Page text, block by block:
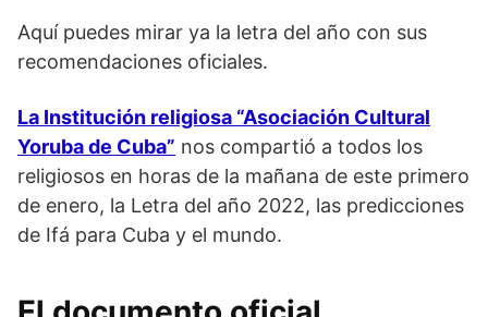
Aquí puedes mirar ya la letra del año con sus
recomendaciones oficiales.
La Institución religiosa “Asociación Cultural
Yoruba de Cuba” nos compartió a todos los
religiosos en horas de la mañana de este primero
de enero, la Letra del año 2022, las predicciones
de Ifá para Cuba y el mundo.